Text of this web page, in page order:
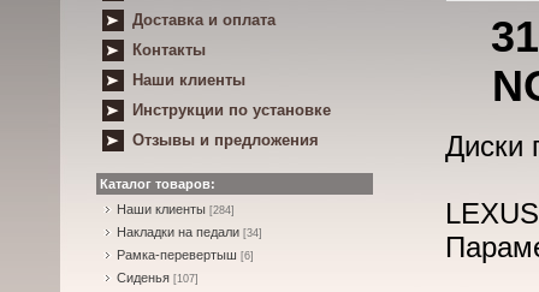
Доставка и оплата
Контакты
Наши клиенты
Инструкции по установке
Отзывы и предложения
Каталог товаров:
Наши клиенты [284]
Накладки на педали [34]
Рамка-перевертыш [6]
Сиденья [107]
Диски